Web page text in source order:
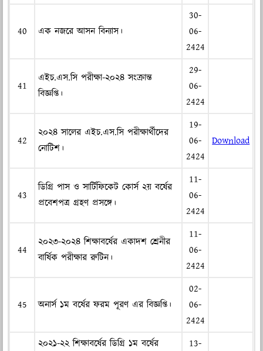
40 এক নজরে আসন বিন্যাস।
30-
06-
2424
41
এইচ.এস.সি পরীক্ষা-২০২৪ সংক্রান্ত
বিজ্ঞপ্তি।
29-
06-
2424
42
২০২৪ সালের এইচ.এস.সি পরীক্ষার্থীদের
নোটিশ।
19-
06-
2424
Download
43
ডিগ্রি পাস ও সার্টিফিকেট কোর্স ২য় বর্ষের
প্রবেশপত্র গ্রহণ প্রসঙ্গে।
11-
06-
2424
44
২০২৩-২০২৪ শিক্ষাবর্ষের একাদশ শ্রেনীর
বার্ষিক পরীক্ষার রুটিন।
11-
06-
2424
45 অনার্স ১ম বর্ষের ফরম পূরণ এর বিজ্ঞপ্তি।
02-
06-
2424
২০২১-২২ শিক্ষাবর্ষের ডিগ্রি ১ম বর্ষের
13-